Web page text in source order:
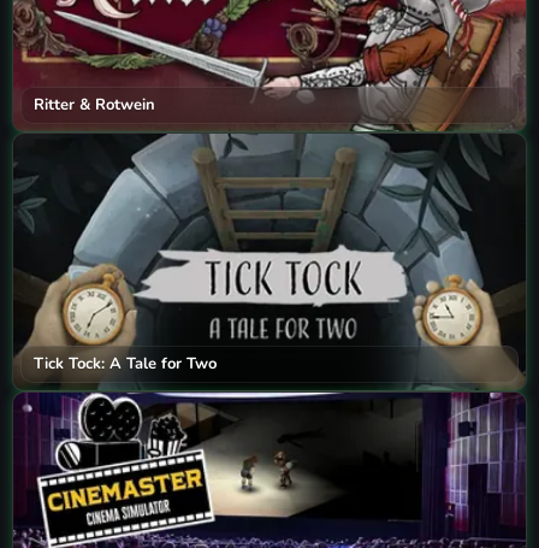
Ritter & Rotwein
Tick Tock: A Tale for Two